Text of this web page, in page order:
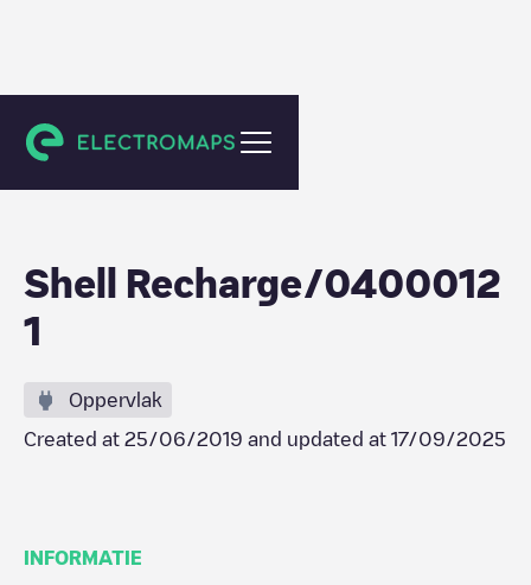
Rotterdam-Albrandswaard
Shell Recharge/0400012
1
Oppervlak
Created at 25/06/2019 and updated at 17/09/2025
INFORMATIE